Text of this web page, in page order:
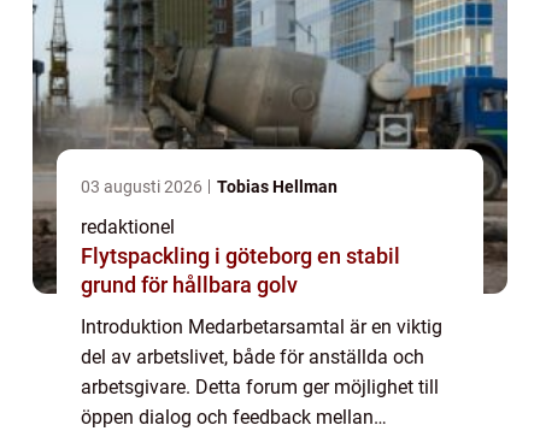
03 augusti 2026 Tobias Hellman
redaktionel
Flytspackling i göteborg en stabil
grund för hållbara golv
Introduktion Medarbetarsamtal är en viktig
del av arbetslivet, både för anställda och
arbetsgivare. Detta forum ger möjlighet till
öppen dialog och feedback mellan